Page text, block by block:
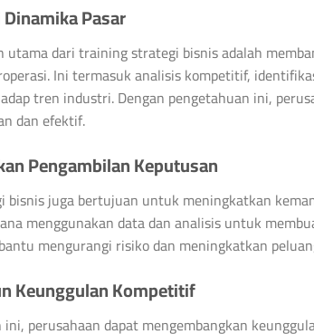
Pasar
dari training strategi bisnis adalah
Ini termasuk analisis kompetitif,
tren industri. Dengan pengetahuan ini,
dan efektif.
Pengambilan Keputusan
bisnis juga bertujuan untuk meningkatkan
menggunakan data dan analisis untuk
mengurangi risiko dan meningkatkan
Keunggulan Kompetitif
perusahaan dapat mengembangkan